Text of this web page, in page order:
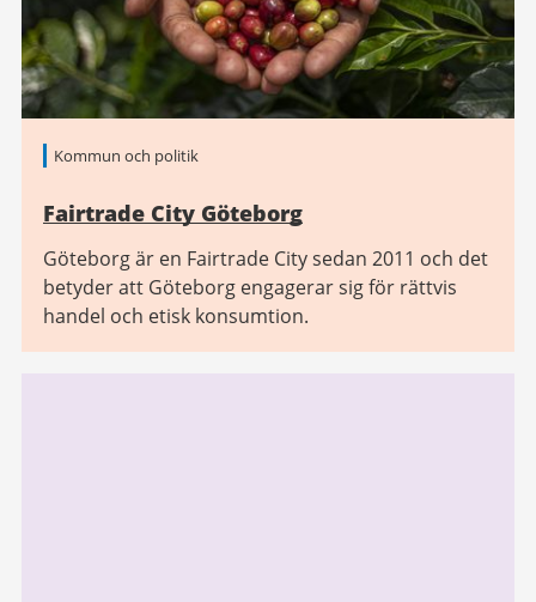
Kommun och politik
Fairtrade City Göteborg
Göteborg är en Fairtrade City sedan 2011 och det
betyder att Göteborg engagerar sig för rättvis
handel och etisk konsumtion.